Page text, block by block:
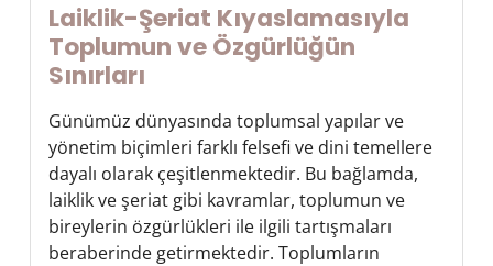
Laiklik-Şeriat Kıyaslamasıyla
Toplumun ve Özgürlüğün
Sınırları
Günümüz dünyasında toplumsal yapılar ve
yönetim biçimleri farklı felsefi ve dini temellere
dayalı olarak çeşitlenmektedir. Bu bağlamda,
laiklik ve şeriat gibi kavramlar, toplumun ve
bireylerin özgürlükleri ile ilgili tartışmaları
beraberinde getirmektedir. Toplumların